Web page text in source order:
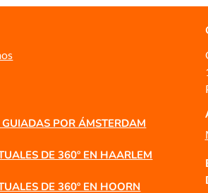
POR ÁMSTERDAM
DE 360º EN HAARLEM
DE 360º EN HOORN